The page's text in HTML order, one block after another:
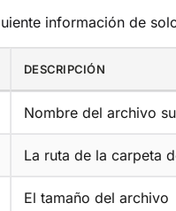
información de
DESCRIPCIÓN
Nombre del archivo
La ruta de la carpeta
El tamaño del archivo